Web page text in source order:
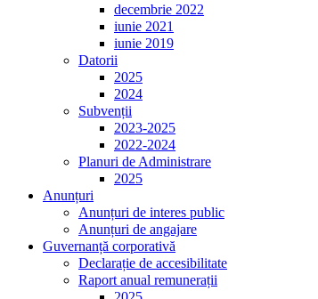
decembrie 2022
iunie 2021
iunie 2019
Datorii
2025
2024
Subvenții
2023-2025
2022-2024
Planuri de Administrare
2025
Anunțuri
Anunțuri de interes public
Anunțuri de angajare
Guvernanță corporativă
Declarație de accesibilitate
Raport anual remunerații